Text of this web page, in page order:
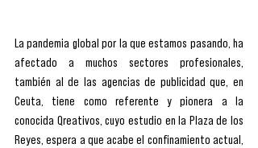
La pandemia global por la que estamos pasando, ha
afectado a muchos sectores profesionales,
también al de las agencias de publicidad que, en
Ceuta, tiene como referente y pionera a la
conocida Qreativos, cuyo estudio en la Plaza de los
Reyes, espera a que acabe el confinamiento actual,